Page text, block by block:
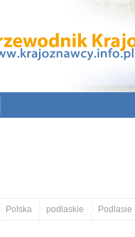
Polska podlaskie Podlasie